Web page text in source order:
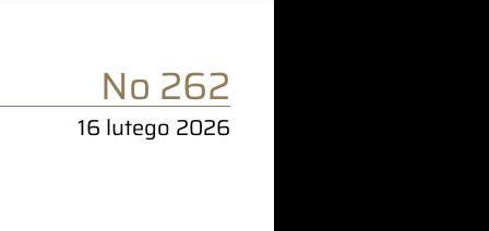
No 262
16 lutego 2026